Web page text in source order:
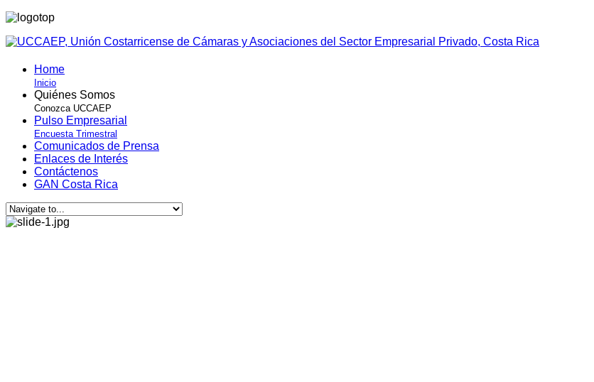
Home
Inicio
Quiénes Somos
Conozca UCCAEP
Pulso Empresarial
Encuesta Trimestral
Comunicados de Prensa
Enlaces de Interés
Contáctenos
GAN Costa Rica